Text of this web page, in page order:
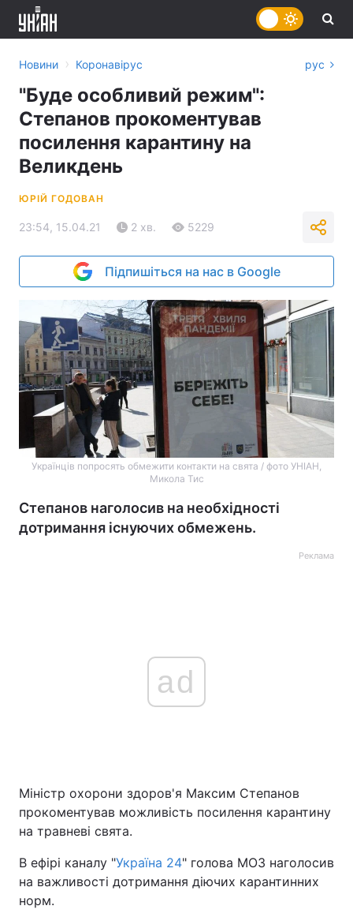
Україна Політика
Спорт Наука
Новини › Коронавірус рус
"Буде особливий режим":
Степанов прокоментував
посилення карантину на
Великдень
ЮРІЙ ГОДОВАН
23:54, 15.04.21 2 хв. 5229
Підпишіться на нас в Google
Українців попросять обмежити контакти на свята / фото УНІАН,
Микола Тис
Степанов наголосив на необхідності
дотримання існуючих обмежень.
Реклама
ad
Міністр охорони здоров'я Максим Степанов
прокоментував можливість посилення карантину
на травневі свята.
В ефірі каналу "Україна 24" голова МОЗ наголосив
на важливості дотримання діючих карантинних
норм.